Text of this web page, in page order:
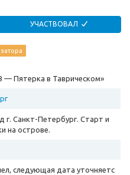
УЧАСТВОВАЛ
— Пятерка в Таврическом»
г. Санкт-Петербург. Старт и
на острове.
следующая дата уточняетс